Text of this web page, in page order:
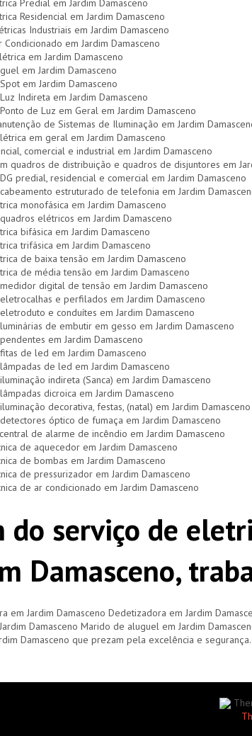
Predial em Jardim Damasceno
Residencial em Jardim Damasceno
Industriais em Jardim Damasceno
em Jardim Damasceno
em Jardim Damasceno
em Jardim Damasceno
em Jardim Damasceno
Indireta em Jardim Damasceno
de Luz em Geral em Jardim Damasceno
de Sistemas de Iluminação em Jardim
em geral em Jardim Damasceno
comercial e industrial em Jardim Damasceno
quadros de distribuição e quadros de disjuntores em
predial, residencial e comercial em Jardim Damasceno
estruturado de telefonia em Jardim
monofásica em Jardim Damasceno
elétricos em Jardim Damasceno
bifásica em Jardim Damasceno
trifásica em Jardim Damasceno
de baixa tensão em Jardim Damasceno
de média tensão em Jardim Damasceno
digital de tensão em Jardim Damasceno
e perfilados em Jardim Damasceno
e conduítes em Jardim Damasceno
de embutir em gesso em Jardim Damasceno
em Jardim Damasceno
de led em Jardim Damasceno
de led em Jardim Damasceno
indireta (Sanca) em Jardim Damasceno
dicroica em Jardim Damasceno
decorativa, festas, (natal) em Jardim Damasceno
óptico de fumaça em Jardim Damasceno
de alarme de incêndio em Jardim Damasceno
de aquecedor em Jardim Damasceno
de bombas em Jardim Damasceno
de pressurizador em Jardim Damasceno
de ar condicionado em Jardim Damasceno
do serviço de
Damasceno,
em Jardim Damasceno Dedetizadora em Jardim
Damasceno Marido de aluguel em Jardim
Damasceno que prezam pela excelência e segurança.